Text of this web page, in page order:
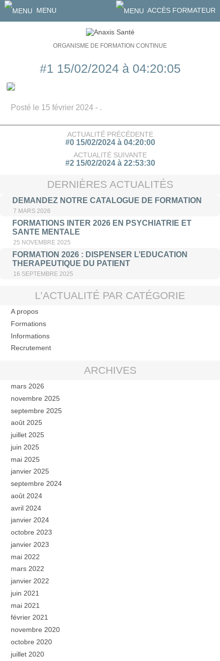
MENU ACCÈS FORMATEUR
ORGANISME DE FORMATION CONTINUE
#1 15/02/2024 à 04:20:05
Posté le 15 février 2024 - .
ACTUALITÉ PRÉCÉDENTE
#0 15/02/2024 à 04:20:00
ACTUALITÉ SUIVANTE
#2 15/02/2024 à 22:53:30
DERNIÈRES ACTUALITÉS
DEMANDEZ NOTRE CATALOGUE DE FORMATION
7 MARS 2026
FORMATIONS INTER 2026 EN PSYCHIATRIE ET
SANTE MENTALE
25 NOVEMBRE 2025
FORMATION 2026 : DISPENSER L’EDUCATION
THERAPEUTIQUE DU PATIENT
16 SEPTEMBRE 2025
L’ACTUALITÉ PAR CATÉGORIE
A propos
Formations
Informations
Recrutement
ARCHIVES
mars 2026
novembre 2025
septembre 2025
août 2025
juillet 2025
juin 2025
mai 2025
janvier 2025
septembre 2024
août 2024
avril 2024
janvier 2024
octobre 2023
janvier 2023
mai 2022
mars 2022
janvier 2022
juin 2021
mai 2021
février 2021
novembre 2020
octobre 2020
juillet 2020